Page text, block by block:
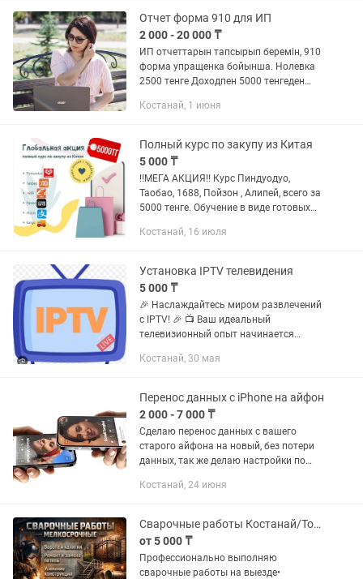
Отчет форма 910 для ИП
2 000 - 20 000 ₸
ИП отчеттарын тапсырып беремін, 910
форма упращенка бойынша. Нолевка
2500 тенге Доходпен 5000 тенгеден
Костанай, 1 июня
Полный курс по закупу из Китая
5 000 ₸
‼️МЕГА АКЦИЯ‼️ Курс Пиндуодуо,
Таобао, 1688, Пойзон , Алипей, всего за
5000 тенге. Обучение в виде готовых
сразу после оплаты.Доступ
Костанай, 16 июля
Установка IPTV телевидения
5 000 ₸
🎉 Наслаждайтесь миром развлечений
с IPTV! 🎉 📺 Ваш идеальный
телевизионный опыт начинается
фильмы, сериалы, спорт, детские
Костанай, 30 мая
Перенос данных с iPhone на айфон
2 000 - 7 000 ₸
Сделаю перенос данных с вашего
старого айфона на новый, без потери
данных, так же делаю настройки по
чтобы приложения скачивались. По
Костанай, 24 июня
Сварочные работы Костанай/Тобол
от 5 000 ₸
Профессионально выполняю
сварочные работы на выезде•